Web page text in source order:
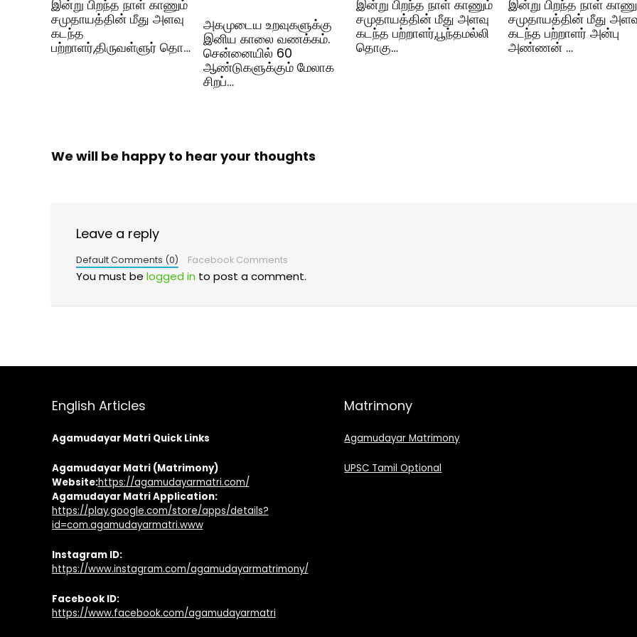
இன்று பிறந்த நாள் காணும்
சமுதாயத்தின் மீது அளவு
கடந்த
பற்றாளர்,திருவள்ளுர் தொ…
அகமுடைய உறவுகளுக்கு
இனிய காலை வணக்கம்.
சென்னையில் 60
ஆண்டுகளுக்கும் மேலாக
சிறப்…
இன்று பிறந்த நாள் காணும்
சமுதாயத்தின் மீது அளவு
கடந்த பற்றாளர்,பூந்தமல்லி
தொகு…
இன்று பிறந்த நாள்
சமுதாயத்தின் மீது
கடந்த பற்றாளர் அன்பு
அண்ணன் …
We will be happy to hear your thoughts
Leave a reply
Default Comments (0) Facebook Comments
You must be logged in to post a comment.
English Articles
Agamudayar Matri Quick Links
Agamudayar Matri (Matrimony)
Website:https://agamudayarmatri.com/
Agamudayar Matri Application:
https://play.google.com/store/apps/details?
id=com.agamudayarmatri.www
Instagram ID:
https://www.instagram.com/agamudayarmatrimony/
Facebook ID:
https://www.facebook.com/agamudayarmatri
Matrimony
Agamudayar Matrimony
UPSC Tamil Optional